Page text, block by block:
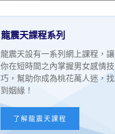
龍震天課程系列
龍震天設有一系列網上課程，讓
你在短時間之內掌握男女感情技
巧，幫助你成為桃花萬人迷，找
到姻緣！
了解龍震天課程